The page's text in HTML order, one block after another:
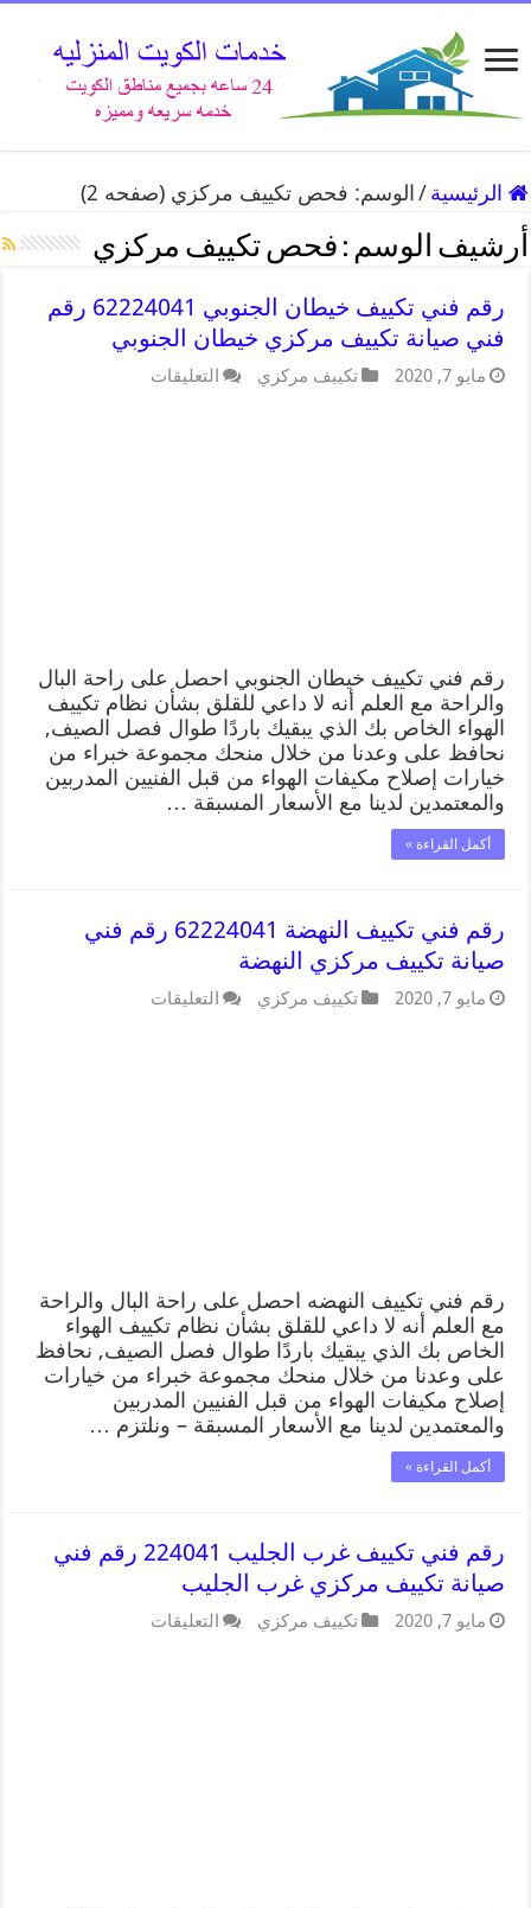
الرئيسية / الوسم: فحص تكييف مركزي (صفحه 2)
أرشيف الوسم : فحص تكييف مركزي
رقم فني تكييف خيطان الجنوبي 62224041 رقم
فني صيانة تكييف مركزي خيطان الجنوبي
مايو 7, 2020 تكييف مركزي التعليقات
رقم فني تكييف خيطان الجنوبي احصل على راحة البال
والراحة مع العلم أنه لا داعي للقلق بشأن نظام تكييف
الهواء الخاص بك الذي يبقيك باردًا طوال فصل الصيف,
نحافظ على وعدنا من خلال منحك مجموعة خبراء من
خيارات إصلاح مكيفات الهواء من قبل الفنيين المدربين
والمعتمدين لدينا مع الأسعار المسبقة …
أكمل القراءة »
رقم فني تكييف النهضة 62224041 رقم فني
صيانة تكييف مركزي النهضة
مايو 7, 2020 تكييف مركزي التعليقات
رقم فني تكييف النهضه احصل على راحة البال والراحة
مع العلم أنه لا داعي للقلق بشأن نظام تكييف الهواء
الخاص بك الذي يبقيك باردًا طوال فصل الصيف, نحافظ
على وعدنا من خلال منحك مجموعة خبراء من خيارات
إصلاح مكيفات الهواء من قبل الفنيين المدربين
والمعتمدين لدينا مع الأسعار المسبقة – ونلتزم …
أكمل القراءة »
رقم فني تكييف غرب الجليب 224041 رقم فني
صيانة تكييف مركزي غرب الجليب
مايو 7, 2020 تكييف مركزي التعليقات